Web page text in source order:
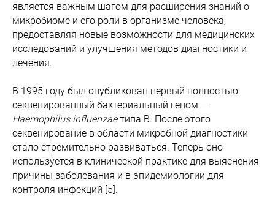
является важным шагом для расширения знаний о
микробиоме и его роли в организме человека,
предоставляя новые возможности для медицинских
исследований и улучшения методов диагностики и
лечения.
В 1995 году был опубликован первый полностью
секвенированный бактериальный геном —
Haemophilus influenzaeтипа B. После этого
секвенирование в области микробной диагностики
стало стремительно развиваться. Теперь оно
используется в клинической практике для выяснения
причины заболевания и в эпидемиологии для
контроля инфекций [5].